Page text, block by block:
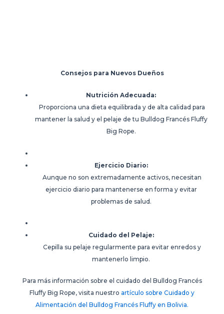
Consejos para Nuevos Dueños
Nutrición Adecuada:
Proporciona una dieta equilibrada y de alta calidad para
mantener la salud y el pelaje de tu Bulldog Francés Fluffy
Big Rope.
Ejercicio Diario:
Aunque no son extremadamente activos, necesitan
ejercicio diario para mantenerse en forma y evitar
problemas de salud.
Cuidado del Pelaje:
Cepilla su pelaje regularmente para evitar enredos y
mantenerlo limpio.
Para más información sobre el cuidado del Bulldog Francés
Fluffy Big Rope, visita nuestro artículo sobre Cuidado y
Alimentación del Bulldog Francés Fluffy en Bolivia.